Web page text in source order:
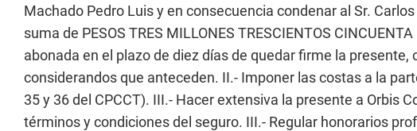
Machado Pedro Luis y en consecuencia condenar al Sr.
suma de PESOS TRES MILLONES TRESCIENTOS
abonada en el plazo de diez días de quedar firme la
considerandos que anteceden. II.- Imponer las costas a la
35 y 36 del CPCCT). III.- Hacer extensiva la presente a Orbis
términos y condiciones del seguro. III.- Regular honorarios